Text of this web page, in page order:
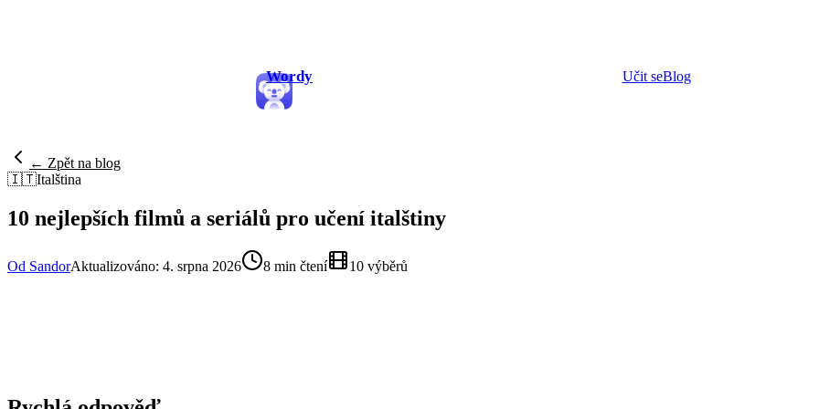
Wordy Učit seBlog
← Zpět na blog
🇮🇹Italština
10 nejlepších filmů a seriálů pro učení italštiny
Od SandorAktualizováno: 4. srpna 2026 8 min čtení 10 výběrů